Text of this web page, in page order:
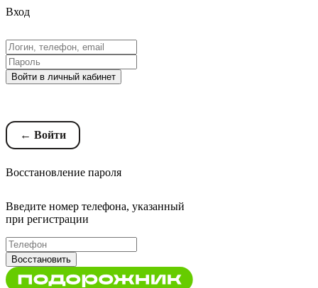
Вход
Войти в личный кабинет
← Войти
Восстановление пароля
Введите номер телефона, указанный
при регистрации
Восстановить